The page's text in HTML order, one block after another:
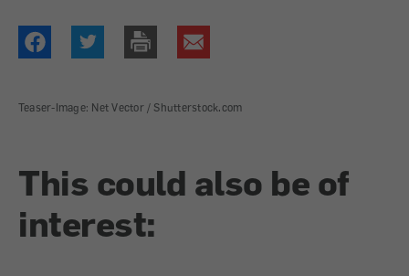
Teaser-Image: Net Vector / Shutterstock.com
This could also be of
interest: